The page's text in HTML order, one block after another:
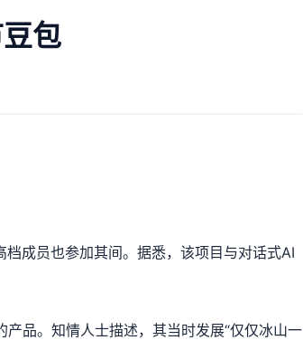
包
成员也参加其间。据悉，该项目与对话式AI
品。知情人士描述，其当时发展“仅仅冰山一